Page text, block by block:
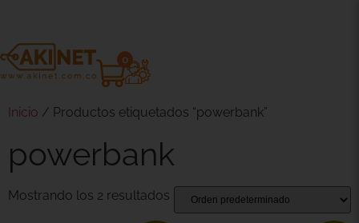
0
Inicio / Productos etiquetados “powerbank”
powerbank
Mostrando los 2 resultados